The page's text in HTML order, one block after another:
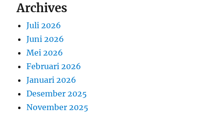
Archives
Juli 2026
Juni 2026
Mei 2026
Februari 2026
Januari 2026
Desember 2025
November 2025